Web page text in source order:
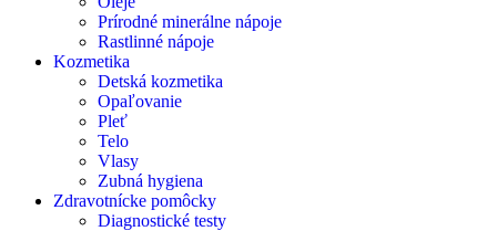
Prírodné minerálne nápoje
Rastlinné nápoje
Kozmetika
Detská kozmetika
Opaľovanie
Pleť
Telo
Vlasy
Zubná hygiena
Zdravotnícke pomôcky
Diagnostické testy